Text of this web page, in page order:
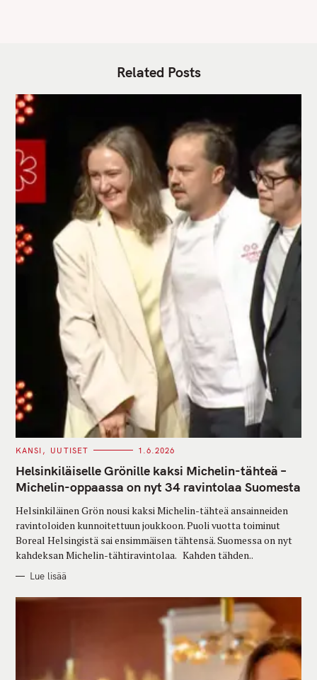
Related Posts
C
T
E
G
O
I
E
S
KANSI UUTISET 1.6.2026
Helsinkiläiselle Grönille kaksi Michelin-tähteä –
Michelin-oppaassa on nyt 34 ravintolaa Suomesta
Helsinkiläinen Grön nousi kaksi Michelin-tähteä ansainneiden
ravintoloiden kunnoitettuun joukkoon. Puoli vuotta toiminut
Boreal Helsingistä sai ensimmäisen tähtensä. Suomessa on nyt
kahdeksan Michelin-tähtiravintolaa. Kahden tähden..
Lue lisää